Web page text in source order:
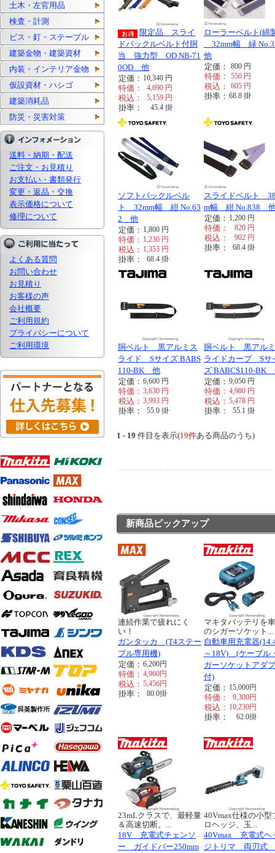
土木・左官用品
検査・計測
ビス・釘・ステープル
建築金物・建築資材
内装・インテリア金物
仮設資材・ハシゴ
建築消耗品
防災・災害対策
送料・納期・配送
ご注文・お見積り
お支払い・書類発行
変更・返品・交換
表示価格について
修理について
よくある質問
お問い合わせ
お見積り
お客様の声
会社概要
ご利用規約
プライバシーについて
ご利用環境
限定品 スライ
ドバックルベルト付胴
当 強力型 OD NB-71
0OD 他
定価： 10,340 円
特価： 4,690 円
税込： 5,159 円
掛率： 45.4 掛
ローラーベルト(綿
32mm幅 緑
他
定価：
800 円
特価： 550 円
税込： 605 円
掛率： 68.8 掛
ソフトバックルベル
ト 32mm幅 紺 No.63
2 他
定価： 1,800 円
特価： 1,230 円
税込： 1,353 円
掛率： 68.4 掛
スライドベルト
m幅 紺 No.838
定価： 1,200 円
特価： 820 円
税込： 902 円
掛率： 68.4 掛
胴ベルト 黒アルミス
ライド Sサイズ BABS
110-BK 他
定価： 6,600 円
特価： 3,630 円
税込： 3,993 円
掛率： 55.0 掛
胴ベルト 黒アル
ライドカーブ Sサ
ズ BABCS110-BK
定価： 9,050 円
特価： 4,980 円
税込： 5,478 円
掛率： 55.1 掛
1 - 19 件目を表示(19件ある商品のうち)
新商品ピックアップ
連続作業で疲れにく
い！
ガンタッカ (T4ステー
プル専用機)
定価： 6,200円
特価： 4,960円
税込： 5,456円
掛率： 80.0掛
マキタバッテリを
のシガーソケット...
自動車用充電器
～18V) (ケーブル
ガーソケットアダ
付)
定価： 15,000円
特価： 9,300円
税込： 10,230円
掛率： 62.0掛
23mLクラスで、最軽量
＆高速切断。...
18V 充電式チェンソ
ー ガイドバー250mm
40Vmax仕様の小型
ロヘッジ、玉...
40Vmax 充電式ヘ
ジトリマ 両刃式